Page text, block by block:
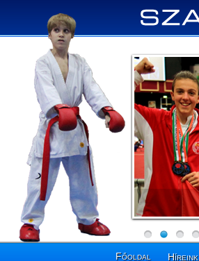
Főoldal Híreink